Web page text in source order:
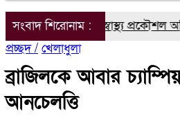
সংবাদ শিরোনাম :জনস্বাস্থ্য প্রকৌশল
প্রচ্ছদ / খেলাধুলা
ব্রাজিলকে আবার
আনচেলত্তি